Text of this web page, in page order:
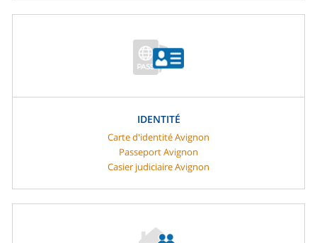
IDENTITÉ
Carte d'identité Avignon
Passeport Avignon
Casier judiciaire Avignon